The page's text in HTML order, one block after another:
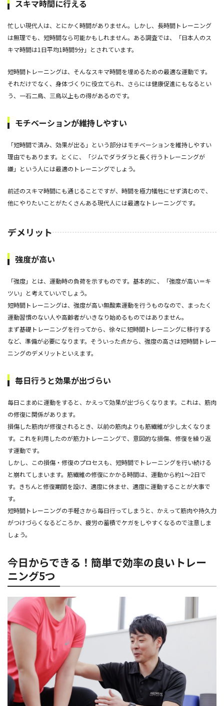
スキマ時間に行える
忙しい現代人は、とにかく時間がありません。しかし、長時間トレーニング
は無理でも、短時間なら可能かもしれません。ある調査では、「日本人のス
キマ時間は1日平均1時間9分」とされています。
短時間トレーニングは、そんなスキマ時間を埋めるための最適な運動です。
それだけでなく、身体づくりに役立てられ、さらには健康促進にもなるとい
う、一石二鳥、三鳥以上もの得があるのです。
モチベーションが維持しやすい
「短時間で済み、効果が出る」という部分はモチベーションを維持しやすい
理由でもあります。とくに、「ジムでダラダラと長く行うトレーニングが
嫌」という人には最適のトレーニングでしょう。
前述のスキマ時間にも通じることですが、時間を極力犠牲にせず済むので、
他にやりたいことがたくさんある現代人には最適なトレーニングです。
デメリット
強度が高い
「強度」とは、運動時の負荷を示すものです。基本的に、「強度が高い＝キ
ツい」と考えていいでしょう。
短時間トレーニングは、強度が高い無酸素運動を行うものなので、まったく
運動習慣のない人や高齢者がいきなり始めるものではありません。
まず基礎トレーニングを行ってから、徐々に短時間トレーニングに移行する
など、準備が必要になります。そういった点から、強度の高さは短時間トレー
ニングのデメリットといえます。
毎日行うと効果が出づらい
毎日こまめに運動をすると、かえって効果が出づらくなります。これは、筋肉
の修復に関係があります。
損傷した筋肉が修復されるとき、以前の筋肉よりも筋繊維が少し太くなりま
す。これを利用したのが筋力トレーニングで、意図的な損傷、修復を繰り返
す運動です。
しかし、この損傷・修復のプロセスも、短時間でトレーニングを行い続ける
と崩れてしまいます。筋繊維の修復にかかる時間は、運動から約1～2日で
す。きちんと修復期間を設け、適度に休ませ、適度に運動することが大事で
す。
短時間トレーニングの手軽さから毎日行ってしまうと、かえって筋肉や持久力
がつけづらくなるどころか、疲労の蓄積でケガをしやすくなるので注意しま
しょう。
今日からできる！簡単で効率の良いトレー
ニング5つ